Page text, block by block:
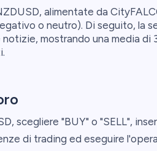
alimentate da
o neutro). Di seguito, la
mostrando una media di
scegliere "BUY" o "SELL",
di trading ed eseguire